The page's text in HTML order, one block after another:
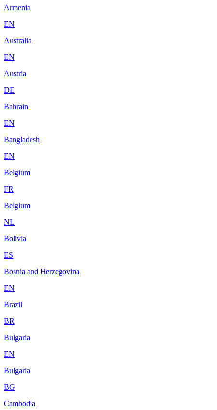
Armenia
EN
Australia
EN
Austria
DE
Bahrain
EN
Bangladesh
EN
Belgium
FR
Belgium
NL
Bolivia
ES
Bosnia and Herzegovina
EN
Brazil
BR
Bulgaria
EN
Bulgaria
BG
Cambodia